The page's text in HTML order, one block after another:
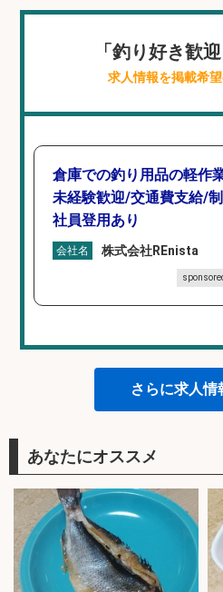
「釣り好き歓
求人情報を掲載希
倉庫での釣り用品の軽作
未経験歓迎/交通費支給/
社員登用あり
会社名 株式会社REnista
さらに求人情
あなたにオススメ